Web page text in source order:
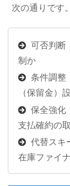
次の通りです。
可否判断
制か
条件調整
（保留金）
保全強化
支払確約の
代替スキ
在庫ファイ